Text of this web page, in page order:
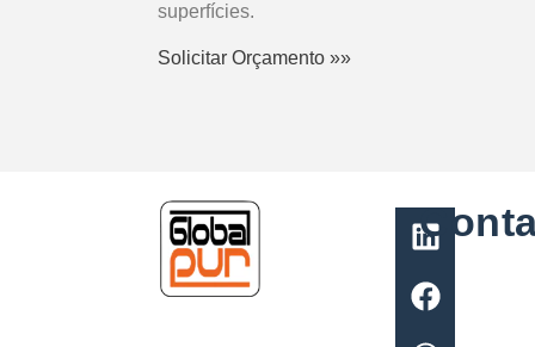
superfícies.
Solicitar Orçamento »»